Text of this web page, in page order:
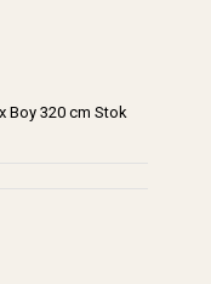
Boy 320 cm Stok